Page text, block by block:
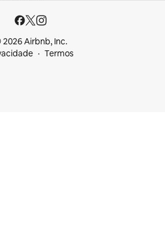
Airbnb, Inc.
Termos